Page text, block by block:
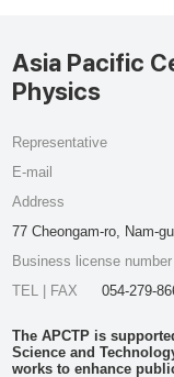
Asia Pacific
Physics
Representative
E-mail
Address
77 Cheongam-ro, Nam-
Business license number
TEL | FAX
054-279-
The APCTP is
Science and
works to enhance